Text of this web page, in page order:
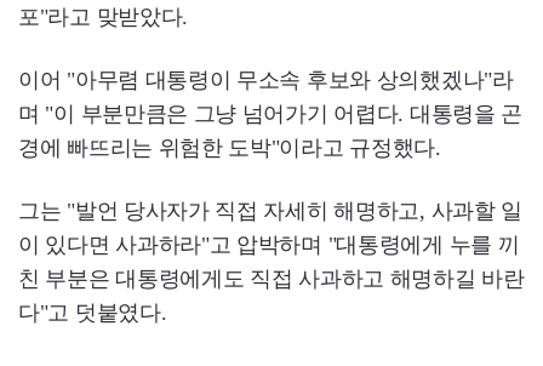
포"라고 맞받았다.
이어 "아무렴 대통령이 무소속 후보와 상의했겠나"라
며 "이 부분만큼은 그냥 넘어가기 어렵다. 대통령을 곤
경에 빠뜨리는 위험한 도박"이라고 규정했다.
그는 "발언 당사자가 직접 자세히 해명하고, 사과할 일
이 있다면 사과하라"고 압박하며 "대통령에게 누를 끼
친 부분은 대통령에게도 직접 사과하고 해명하길 바란
다"고 덧붙였다.